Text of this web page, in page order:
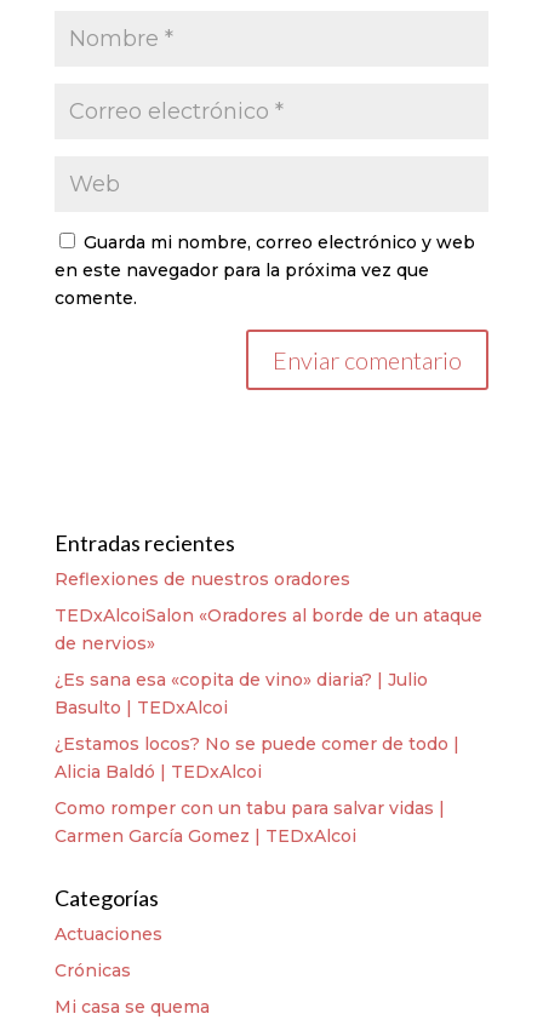
Guarda mi nombre, correo electrónico y web
en este navegador para la próxima vez que
comente.
Entradas recientes
Reflexiones de nuestros oradores
TEDxAlcoiSalon «Oradores al borde de un ataque
de nervios»
¿Es sana esa «copita de vino» diaria? | Julio
Basulto | TEDxAlcoi
¿Estamos locos? No se puede comer de todo |
Alicia Baldó | TEDxAlcoi
Como romper con un tabu para salvar vidas |
Carmen García Gomez | TEDxAlcoi
Categorías
Actuaciones
Crónicas
Mi casa se quema